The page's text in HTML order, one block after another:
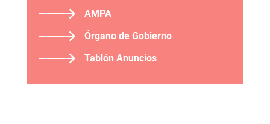
AMPA
Órgano de Gobierno
Tablón Anuncios